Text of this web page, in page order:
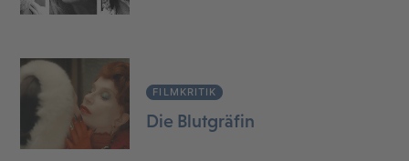
FILMKRITIK
Die Blutgräfin